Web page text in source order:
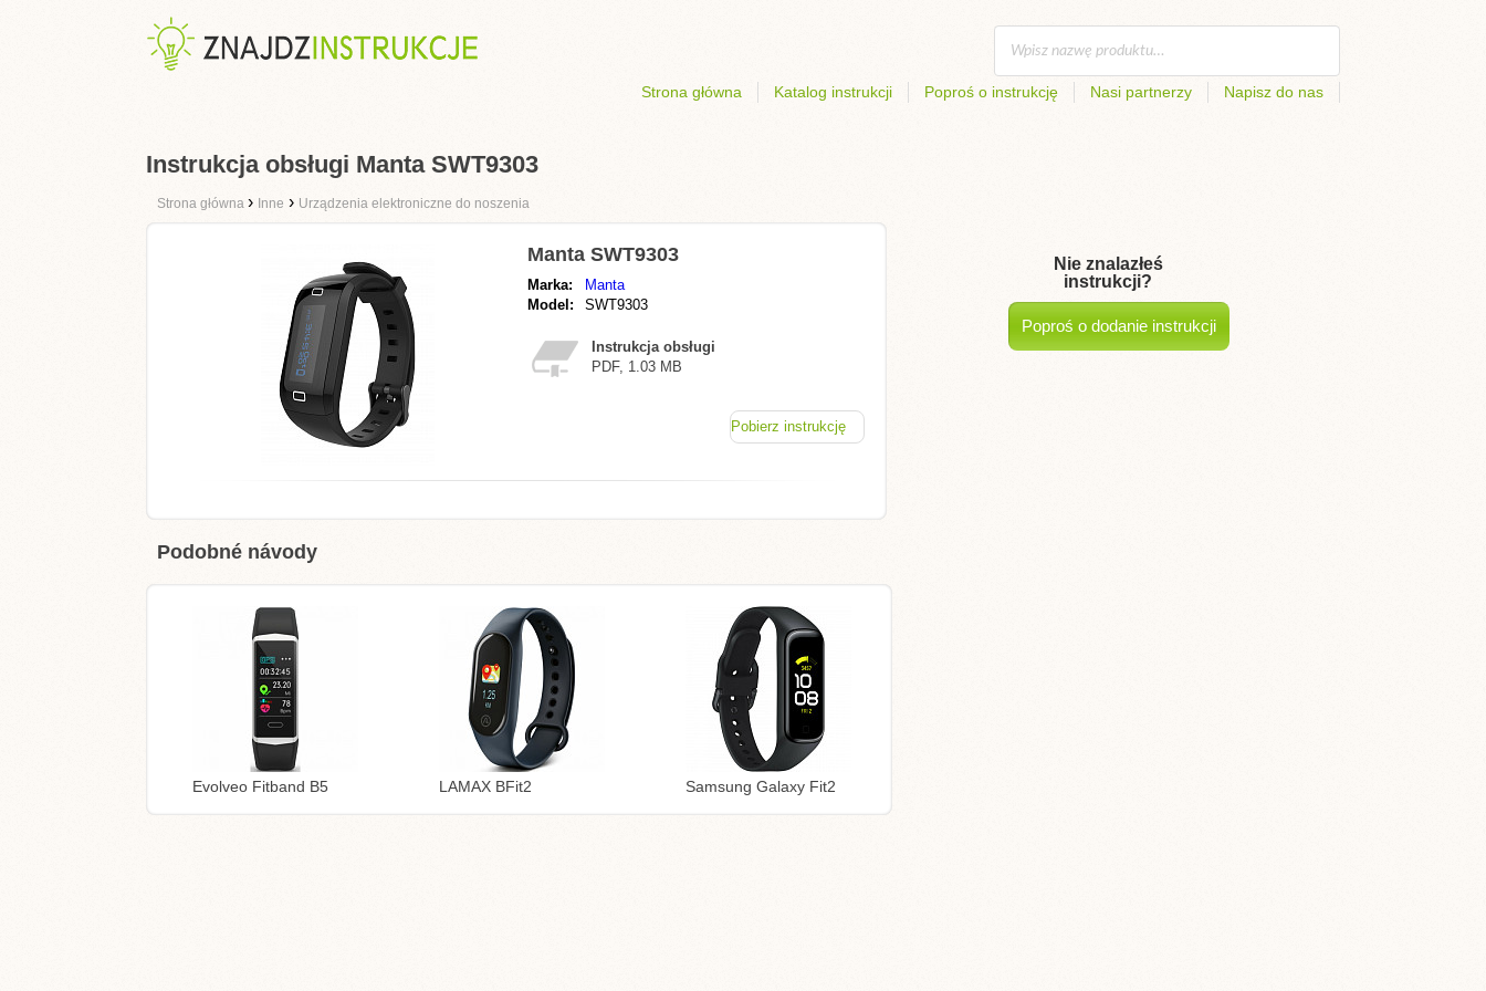
Strona główna Katalog instrukcji Poproś o instrukcję Nasi partnerzy Napisz do nas
Instrukcja obsługi Manta SWT9303
Strona główna › Inne › Urządzenia elektroniczne do noszenia
Manta SWT9303
Marka:
Manta
Model:
SWT9303
Instrukcja obsługi
PDF, 1.03 MB
Pobierz instrukcję
Podobné návody
Evolveo Fitband B5 LAMAX BFit2 Samsung Galaxy Fit2
Nie znalazłeś
instrukcji?
Poproś o dodanie instrukcji